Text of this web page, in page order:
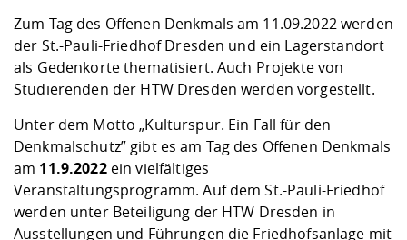
Vorbereitung
Checkliste zum
Studien- und
und Physik
Digitales Lernen
Studieren in
Lebenslagen
Studentenwerk
Angebote der
Arbeit
Lehren,
Weiterbilden im
Formulare und
Internationale
Formulare und
FIS -
Prototyping und
Gründung und
Kooperationen
Kontakt &
Klimaschutz &
Förderverein
Gremien und
Informatik/
Landbau/
Maschinenbau
Unternehmen
Kontakt und Anfahrt
Qualitätssicherung
Zum Tag des Offenen Denkmals am 11.09.2022 werden
der St.-Pauli-Friedhof Dresden und ein Lagerstandort
als Gedenkorte thematisiert. Auch Projekte von
Studierenden der HTW Dresden werden vorgestellt.
Unter dem Motto „Kulturspur. Ein Fall für den
Denkmalschutz” gibt es am Tag des Offenen Denkmals
am 11.9.2022ein vielfältiges
Veranstaltungsprogramm. Auf dem St.-Pauli-Friedhof
werden unter Beteiligung der HTW Dresden in
Ausstellungen und Führungen die Friedhofsanlage mit